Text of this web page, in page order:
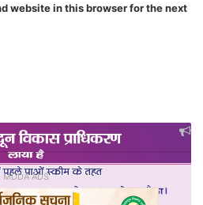
website in this browser for the next
MDDA ADS